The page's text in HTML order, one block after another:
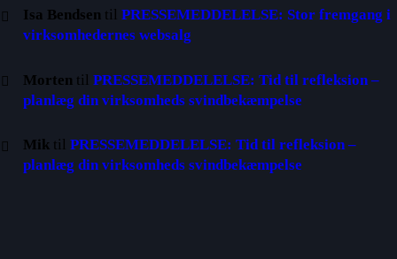
Isa Bendsen tilPRESSEMEDDELELSE: Stor fremgang i
virksomhedernes websalg
Morten tilPRESSEMEDDELELSE: Tid til refleksion –
planlæg din virksomheds svindbekæmpelse
Mik tilPRESSEMEDDELELSE: Tid til refleksion –
planlæg din virksomheds svindbekæmpelse